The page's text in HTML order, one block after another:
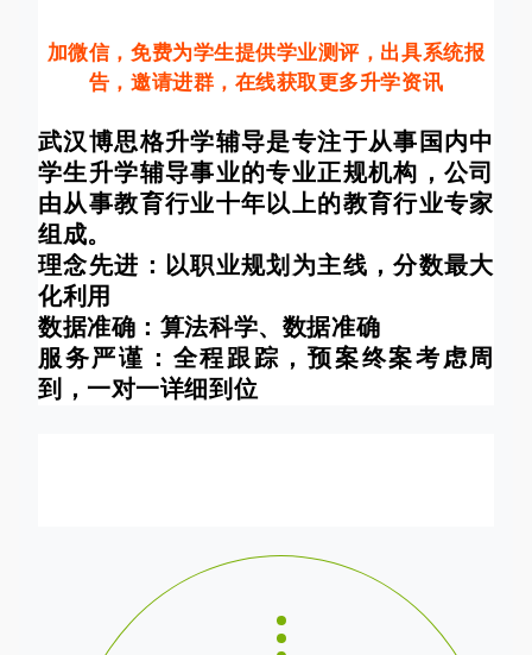
加微信，免费为学生提供学业测评，出具系统报
告，邀请进群，在线获取更多升学资讯
武汉博思格升学辅导是专注于从事国内中
学生升学辅导事业的专业正规机构，公司
由从事教育行业十年以上的教育行业专家
组成。
理念先进：以职业规划为主线，分数最大
化利用
数据准确：算法科学、数据准确
服务严谨：全程跟踪，预案终案考虑周
到，一对一详细到位